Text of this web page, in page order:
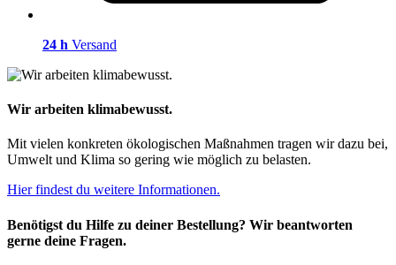
24 h Versand
Wir arbeiten klimabewusst.
Mit vielen konkreten ökologischen Maßnahmen tragen wir dazu bei,
Umwelt und Klima so gering wie möglich zu belasten.
Hier findest du weitere Informationen.
Benötigst du Hilfe zu deiner Bestellung? Wir beantworten
gerne deine Fragen.